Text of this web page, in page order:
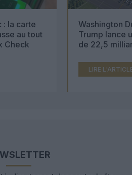
: la carte
au tout
Check
Washington
Trump lance
de 22,5
LIRE